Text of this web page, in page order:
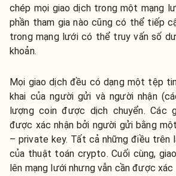
chép mọi giao dịch trong một mạng
phần tham gia nào cũng có thể tiếp
trong mạng lưới có thể truy vấn số
khoản.
Mọi giao dịch đều có dạng một tệp
khai của người gửi và người nhận
lượng coin được dịch chuyển. Các
được xác nhận bởi người gửi bằng một
– private key. Tất cả những điều trên
của thuật toán crypto. Cuối cùng,
lên mạng lưới nhưng vẫn cần được xác